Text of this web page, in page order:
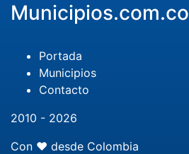
Municipios.com.co
Portada
Municipios
Contacto
2010 - 2026
Con ❤️ desde Colombia